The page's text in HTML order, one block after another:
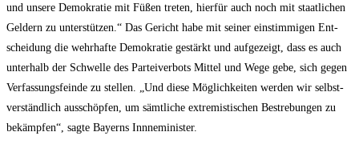
und unse­re Demo­kra­tie mit Füßen tre­ten, hier­für auch noch mit staat­li­chen
Gel­dern zu unter­stüt­zen.“ Das Gericht habe mit sei­ner ein­stim­mi­gen Ent­
schei­dung die wehr­haf­te Demo­kra­tie gestärkt und auf­ge­zeigt, dass es auch
unter­halb der Schwel­le des Par­tei­ver­bots Mit­tel und Wege gebe, sich gegen
Ver­fas­sungs­fein­de zu stel­len. „Und die­se Mög­lich­kei­ten wer­den wir selbst­
ver­ständ­lich aus­schöp­fen, um sämt­li­che extre­mis­ti­schen Bestre­bun­gen zu
bekämp­fen“, sag­te Bay­erns Innneminister.